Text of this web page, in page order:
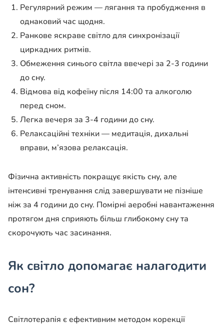
Регулярний режим — лягання та пробудження в
однаковий час щодня.
Ранкове яскраве світло для синхронізації
циркадних ритмів.
Обмеження синього світла ввечері за 2-3 години
до сну.
Відмова від кофеїну після 14:00 та алкоголю
перед сном.
Легка вечеря за 3-4 години до сну.
Релаксаційні техніки — медитація, дихальні
вправи, м’язова релаксація.
Фізична активність покращує якість сну, але
інтенсивні тренування слід завершувати не пізніше
ніж за 4 години до сну. Помірні аеробні навантаження
протягом дня сприяють більш глибокому сну та
скорочують час засинання.
Як світло допомагає налагодити
сон?
Світлотерапія є ефективним методом корекції